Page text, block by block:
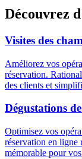
Découvrez
Visites des
Améliorez vos
réservation.
des clients et
Dégustations
Optimisez vos
réservation en ligne
mémorable pour